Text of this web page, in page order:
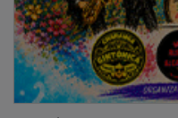
entidades
“que demuestra que
que inspira, educa y
PUBLICIDAD